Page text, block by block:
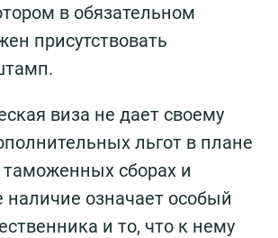
в обязательном
присутствовать
виза не дает своему
льгот в плане
сборах и
наличие означает особый
и то, что к нему